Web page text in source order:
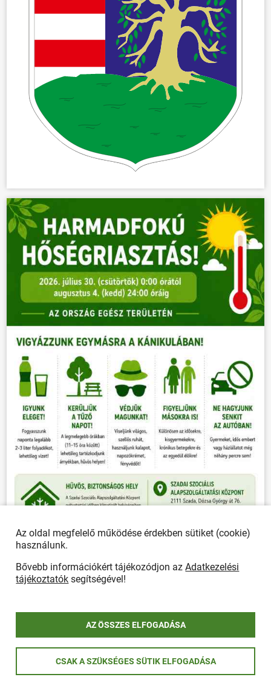
Önkormányzat
POLGÁRMESTERI HIVATAL
Az oldal megfelelő működése érdekben sütiket (cookie)
használunk.
Bővebb információkért tájékozódjon azAdatkezelési
tájékoztatók segítségével!
AZ ÖSSZES ELFOGADÁSA
CSAK A SZÜKSÉGES SÜTIK ELFOGADÁSA